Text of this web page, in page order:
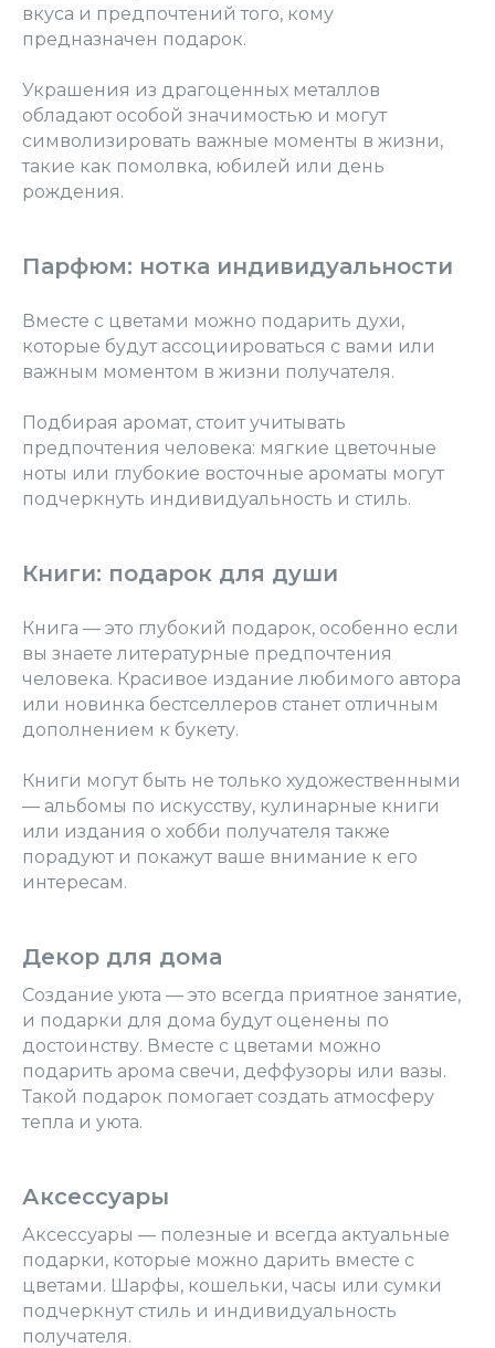
вкуса и предпочтений того, кому
предназначен подарок.
Украшения из драгоценных металлов
обладают особой значимостью и могут
символизировать важные моменты в жизни,
такие как помолвка, юбилей или день
рождения.
Парфюм: нотка индивидуальности
Вместе с цветами можно подарить духи,
которые будут ассоциироваться с вами или
важным моментом в жизни получателя.
Подбирая аромат, стоит учитывать
предпочтения человека: мягкие цветочные
ноты или глубокие восточные ароматы могут
подчеркнуть индивидуальность и стиль.
Книги: подарок для души
Книга — это глубокий подарок, особенно если
вы знаете литературные предпочтения
человека. Красивое издание любимого автора
или новинка бестселлеров станет отличным
дополнением к букету.
Книги могут быть не только художественными
— альбомы по искусству, кулинарные книги
или издания о хобби получателя также
порадуют и покажут ваше внимание к его
интересам.
Декор для дома
Создание уюта — это всегда приятное занятие,
и подарки для дома будут оценены по
достоинству. Вместе с цветами можно
подарить арома свечи, деффузоры или вазы.
Такой подарок помогает создать атмосферу
тепла и уюта.
Аксессуары
Аксессуары — полезные и всегда актуальные
подарки, которые можно дарить вместе с
цветами. Шарфы, кошельки, часы или сумки
подчеркнут стиль и индивидуальность
получателя.